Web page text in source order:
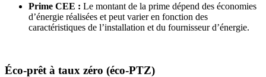
Prime CEE : Le montant de la prime dépend des économies
d’énergie réalisées et peut varier en fonction des
caractéristiques de l’installation et du fournisseur d’énergie.
Éco-prêt à taux zéro (éco-PTZ)